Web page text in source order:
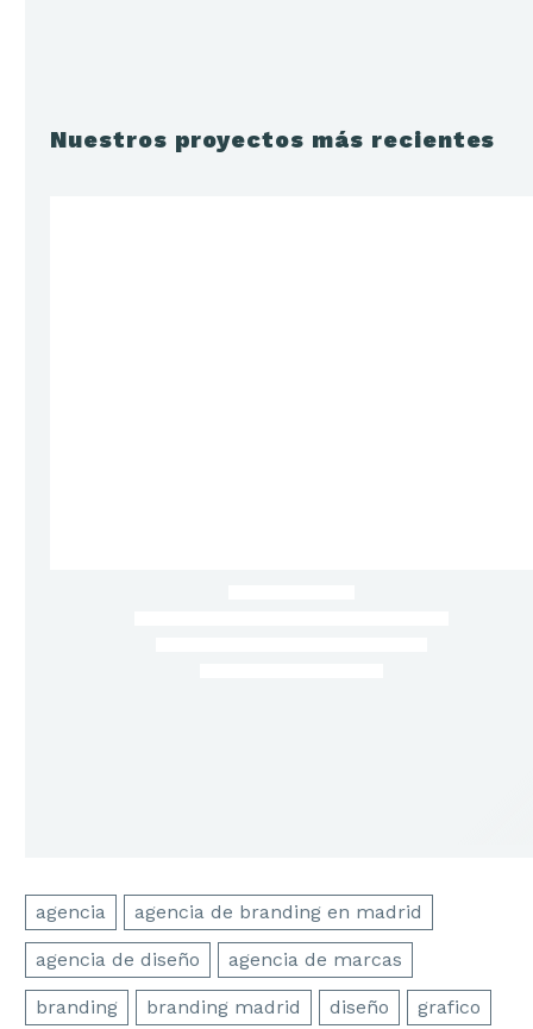
Nuestros proyectos más recientes
Diseño de la linea de empaques para
Shambi una gran marca de pequeñas
mascotas
agencia agencia de branding en madrid
agencia de diseño agencia de marcas
branding branding madrid diseño grafico